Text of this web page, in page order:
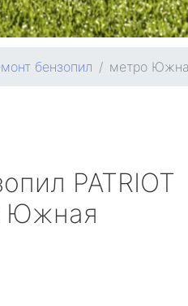
бензопил метро
PATRIOT
Южная